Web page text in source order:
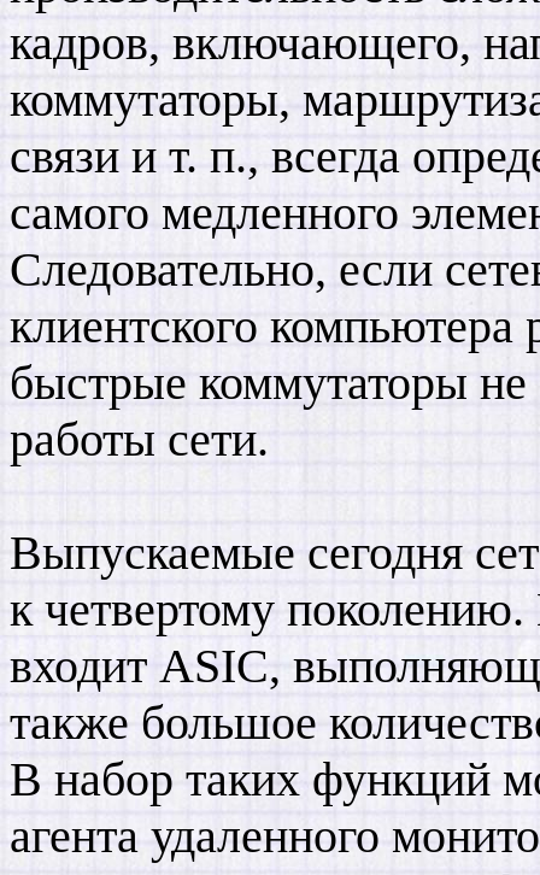
кадров, включающего,
коммутаторы,
связи и т. п., всегда
самого медленного
Следовательно, если
клиентского компьютера
быстрые коммутаторы не
работы сети.
Выпускаемые сегодня
к четвертому поколению.
входит ASIC,
также большое
В набор таких функций
агента удаленного